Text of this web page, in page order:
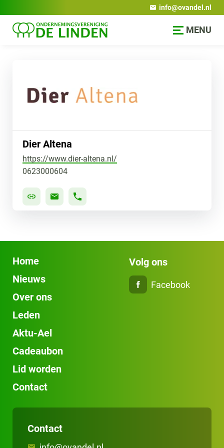
info@ovandel.nl
MENU
Dier Altena
https://www.dier-altena.nl/
0623000604
Home
Nieuws
Over ons
Leden
Aktu-Ael
Cadeaubon
Lid worden
Contact
Volg ons
Facebook
Contact